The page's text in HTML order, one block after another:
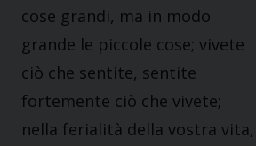
cose grandi, ma in modo
grande le piccole cose; vivete
ciò che sentite, sentite
fortemente ciò che vivete;
nella ferialità della vostra vita,